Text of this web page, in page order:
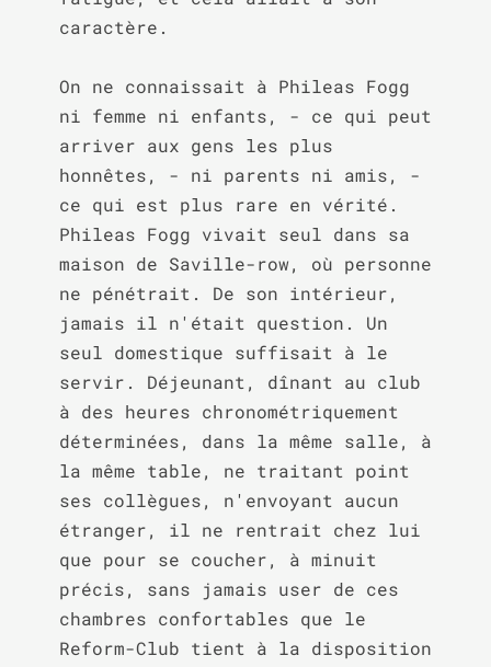
caractère.
On ne connaissait à Phileas Fogg
ni femme ni enfants, - ce qui peut
arriver aux gens les plus
honnêtes, - ni parents ni amis, -
ce qui est plus rare en vérité.
Phileas Fogg vivait seul dans sa
maison de Saville-row, où personne
ne pénétrait. De son intérieur,
jamais il n'était question. Un
seul domestique suffisait à le
servir. Déjeunant, dînant au club
à des heures chronométriquement
déterminées, dans la même salle, à
la même table, ne traitant point
ses collègues, n'envoyant aucun
étranger, il ne rentrait chez lui
que pour se coucher, à minuit
précis, sans jamais user de ces
chambres confortables que le
Reform-Club tient à la disposition